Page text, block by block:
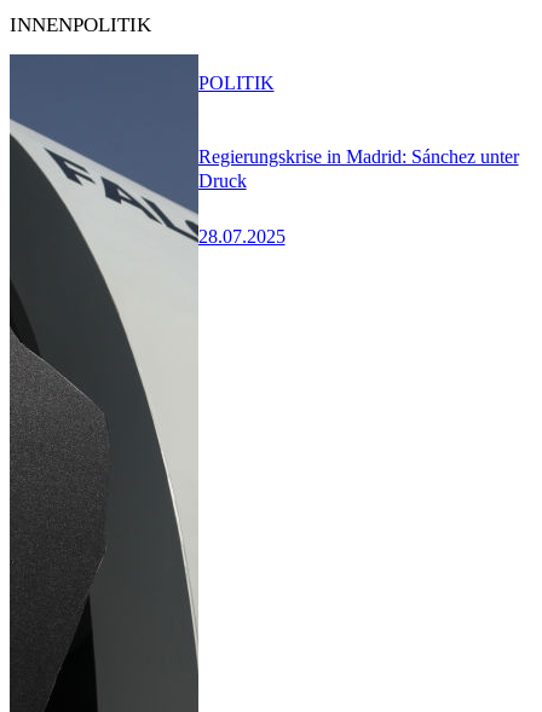
INNENPOLITIK
Regierungskrise in Madrid: Sánchez unter
Druck
28.07.2025
POLITIK